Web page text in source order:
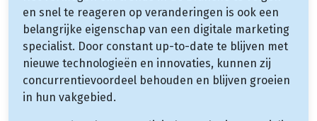
en snel te reageren op veranderingen is ook een
belangrijke eigenschap van een digitale marketing
specialist. Door constant up-to-date te blijven met
nieuwe technologieën en innovaties, kunnen zij
concurrentievoordeel behouden en blijven groeien
in hun vakgebied.